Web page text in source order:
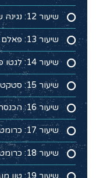
שיעור 12: נגינה של תוים עם מיתר פתוח
שיעור 13: פאלם מיוט
שיעור 14: לגטו פאלם מיוט
שיעור 15: סטקטו
שיעור 16: הכנסת טרמולו
שיעור 17: כרומטיקה 1
שיעור 18: כרומטיקה 2
שיעור 19: טון מוביל